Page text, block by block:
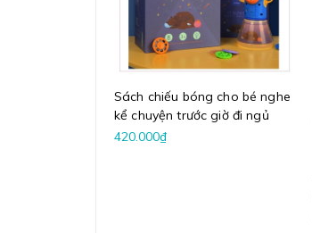
Sách chiếu bóng cho bé nghe
kể chuyện trước giờ đi ngủ
420.000₫